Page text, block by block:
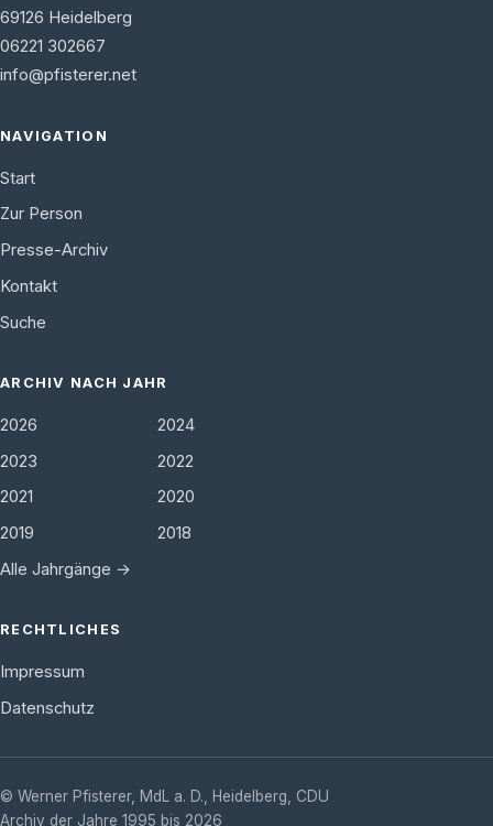
69126 Heidelberg
06221 302667
info@pfisterer.net
NAVIGATION
Start
Zur Person
Presse-Archiv
Kontakt
Suche
ARCHIV NACH JAHR
2026
2024
2023
2022
2021
2020
2019
2018
Alle Jahrgänge →
RECHTLICHES
Impressum
Datenschutz
© Werner Pfisterer, MdL a. D. Heidelberg
CDU
Archiv der Jahre 1995 bis 2026